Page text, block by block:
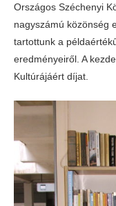
Országos Széchenyi
nagyszámú közönség
tartottunk a
eredményeiről. A
Kultúrájáért díjat.